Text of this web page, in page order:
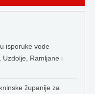
isporuke vode
Uzdolje, Ramljane i
županije za